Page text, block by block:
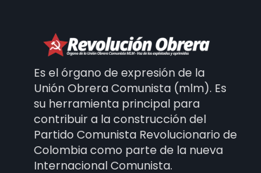
Es el órgano de expresión de la
Unión Obrera Comunista (mlm). Es
su herramienta principal para
contribuir a la construcción del
Partido Comunista Revolucionario de
Colombia como parte de la nueva
Internacional Comunista.